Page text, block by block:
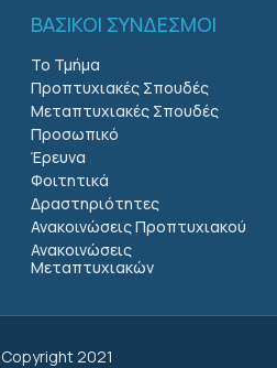
ΒΑΣΙΚΟΙ ΣΥΝΔΕΣΜΟΙ
Το Τμήμα
Προπτυχιακές Σπουδές
Μεταπτυχιακές Σπουδές
Προσωπικό
Έρευνα
Φοιτητικά
Δραστηριότητες
Ανακοινώσεις Προπτυχιακού
Ανακοινώσεις
Μεταπτυχιακών
2021